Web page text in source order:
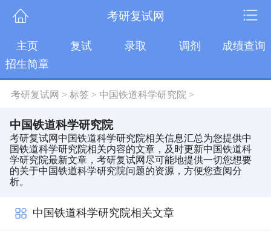
考研复试网
主页 复试 录取 调剂
成绩查询
招生简章
考研复试网 > 标签 > 中国铁道科学研究院 >
中国铁道科学研究院
考研复试网中国铁道科学研究院相关信息汇总为您提供中
国铁道科学研究院相关内容的文章，及时更新中国铁道科
学研究院最新文章，考研复试网尽可能地提供一切您想要
的关于中国铁道科学研究院问题的资源，方便您查阅分
析。
中国铁道科学研究院相关文章